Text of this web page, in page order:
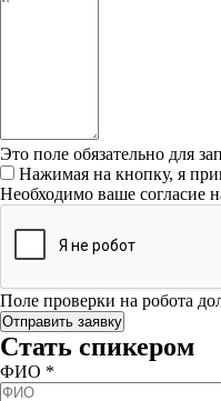
Это поле обязательно для
Нажимая на кнопку, я
Необходимо ваше согласие
Поле проверки на робота
Стать спикером
ФИО *